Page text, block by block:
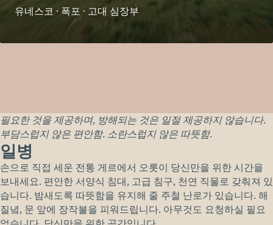
유네스코 · 폭포 · 고대 심장부
필요한 것을 제공하며, 방해되는 것은 일절 제공하지 않습니다.
부담스럽지 않은 편안함. 소란스럽지 않은 따뜻함.
일병
손으로 직접 세운 전통 게르에서 오롯이 당신만을 위한 시간을
보내세요. 편안한 서양식 침대, 고급 침구, 천연 직물로 갖춰져 있
습니다. 밤새도록 따뜻함을 유지해 줄 주철 난로가 있습니다. 해
질녘, 문 앞에 장작불을 피워드립니다. 아무것도 요청하실 필요